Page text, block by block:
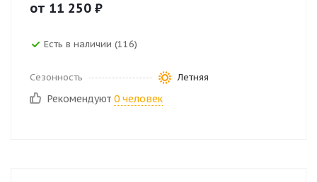
от 11 250 ₽
Есть в наличии (116)
Сезонность Летняя
Рекомендуют 0 человек